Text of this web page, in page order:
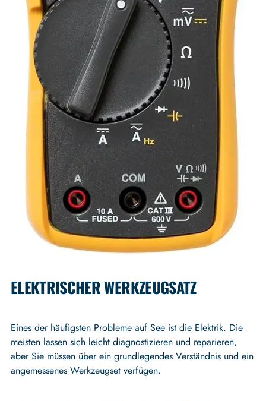
ELEKTRISCHER WERKZEUGSATZ
Eines der häufigsten Probleme auf See ist die Elektrik. Die
meisten lassen sich leicht diagnostizieren und reparieren,
aber Sie müssen über ein grundlegendes Verständnis und ein
angemessenes Werkzeugset verfügen.